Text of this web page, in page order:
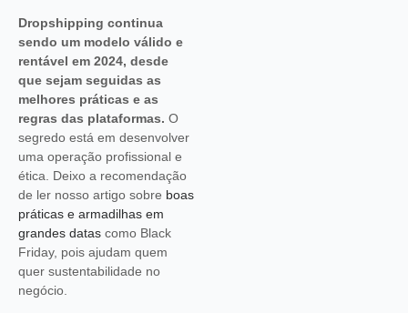
Dropshipping continua
sendo um modelo válido e
rentável em 2024, desde
que sejam seguidas as
melhores práticas e as
regras das plataformas. O
segredo está em desenvolver
uma operação profissional e
ética. Deixo a recomendação
de ler nosso artigo sobre boas
práticas e armadilhas em
grandes datas como Black
Friday, pois ajudam quem
quer sustentabilidade no
negócio.